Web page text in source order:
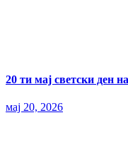
20 ти мај светски ден
мај 20, 2026